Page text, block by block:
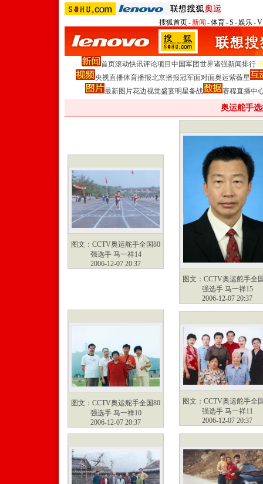
搜狐首页-新闻 -体育-S -娱乐-V
首页滚动快讯评论项目 中国军团世界诸强新闻排行
央视直播体育播报北京播报冠军面对面奥运紫薇星
最新图片花边视觉盛宴明星备战 赛程直播中
奥运舵手
图文：CCTV奥运舵手全国80
强选手 马一祥14
2006-12-07 20:37
图文：CCTV奥运舵手全
强选手 马一祥15
2006-12-07 20:37
图文：CCTV奥运舵手全国80
强选手 马一祥10
2006-12-07 20:37
图文：CCTV奥运舵手全
强选手 马一祥11
2006-12-07 20:37